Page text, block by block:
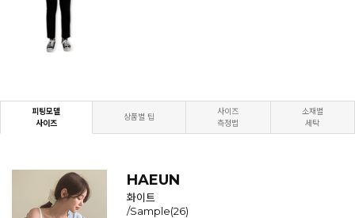
피팅모델
사이즈
상품별 팁
사이즈
측정법
소재별
세탁
HAEUN
화이트
/Sample(26)